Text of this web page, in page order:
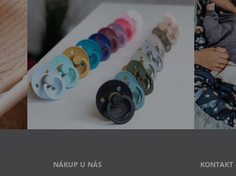
NÁKUP U NÁS
KONTAKT